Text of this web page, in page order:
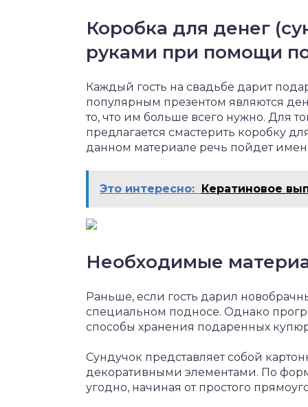
Коробка для денег
руками при помощи
Каждый гость на свадьбе дарит
популярным презентом являются
то, что им больше всего нужно. Для
предлагается смастерить коробку
данном материале речь пойдет
Это интересно: Кератиновое
Необходимые
Раньше, если гость дарил
специальном подносе. Однако
способы хранения подаренных
Сундучок представляет собой
декоративными элементами. По
угодно, начиная от простого